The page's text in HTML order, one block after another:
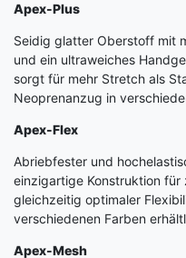
Apex-Plus
Seidig glatter Oberstoff mit
und ein ultraweiches
sorgt für mehr Stretch als
Neoprenanzug in
Apex-Flex
Abriebfester und
einzigartige Konstruktion
gleichzeitig optimaler
verschiedenen Farben
Apex-Mesh